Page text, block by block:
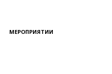
МЕРОПРИЯТИИ